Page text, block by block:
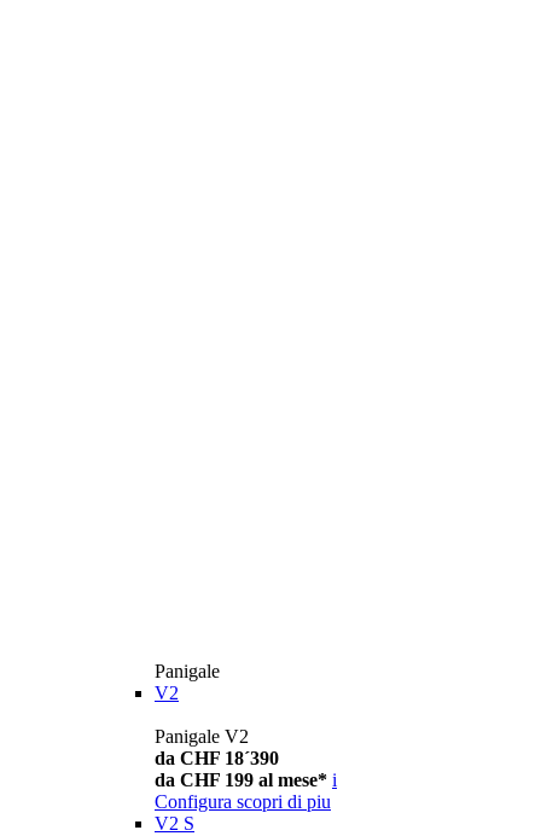
Panigale
V2
Panigale V2
da CHF 18´390
da CHF 199 al mese* i
Configura scopri di piu
V2 S